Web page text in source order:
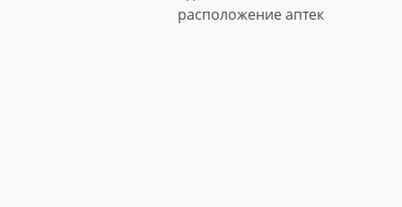
расположение аптек